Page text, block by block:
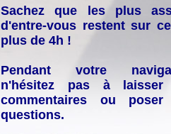
Sachez que les plus
d'entre-vous restent sur
plus de 4h !
Pendant votre
n'hésitez pas à laisser
commentaires ou
questions.